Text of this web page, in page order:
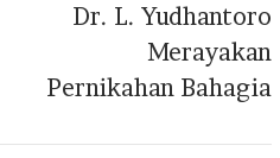
Dr. L. Yudhantoro
Merayakan
Pernikahan Bahagia